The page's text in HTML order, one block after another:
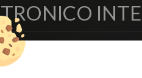
DELEGACIONES